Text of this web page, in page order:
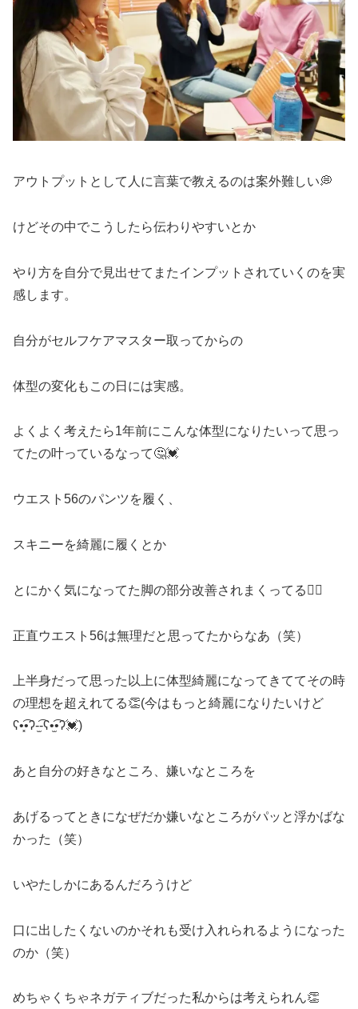
アウトプットとして人に言葉で教えるのは案外難しい💭
けどその中でこうしたら伝わりやすいとか
やり方を自分で見出せてまたインプットされていくのを実
感します。
自分がセルフケアマスター取ってからの
体型の変化もこの日には実感。
よくよく考えたら1年前にこんな体型になりたいって思っ
てたの叶っているなって🤔💓
ウエスト56のパンツを履く、
スキニーを綺麗に履くとか
とにかく気になってた脚の部分改善されまくってる🙆‍♀️
正直ウエスト56は無理だと思ってたからなあ（笑）
上半身だって思った以上に体型綺麗になってきててその時
の理想を超えれてる👏(今はもっと綺麗になりたいけど
ʕ•͓͡•ʔ-̫͡-ʕ•̫͡•ʔ💓)
あと自分の好きなところ、嫌いなところを
あげるってときになぜだか嫌いなところがパッと浮かばな
かった（笑）
いやたしかにあるんだろうけど
口に出したくないのかそれも受け入れられるようになった
のか（笑）
めちゃくちゃネガティブだった私からは考えられん👏